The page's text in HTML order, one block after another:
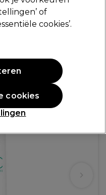
of
cookies’.
cookies